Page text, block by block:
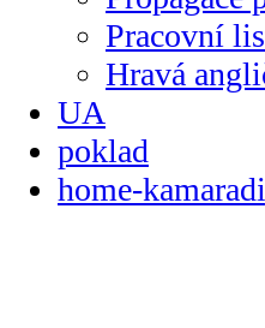
Pracovní
Hravá
UA
poklad
home-